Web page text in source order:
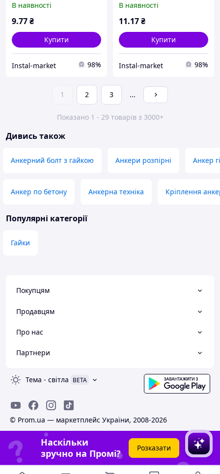
В наявності
9.77₴
Купити
Instal-market 98%
В наявності
11.17₴
Купити
Instal-market 98%
1 2 3 ...
Показано 1 - 29 товарів з 3000+
Дивись також
Анкерний болт з гайкою Анкери розпірні Анкер
Анкер по бетону Анкерна техніка Кріплення
Популярні категорії
Гайки
Покупцям
Продавцям
Про нас
Партнери
Тема - світла BETA
© Prom.ua — маркетплейс України, 2008-2026
Наскільки
зручно на Промі?
Розказати